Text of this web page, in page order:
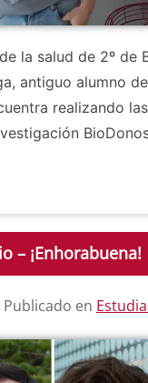
la salud de 2º de
antiguo alumno
realizando
– ¡Enhorabuena!
Publicado en